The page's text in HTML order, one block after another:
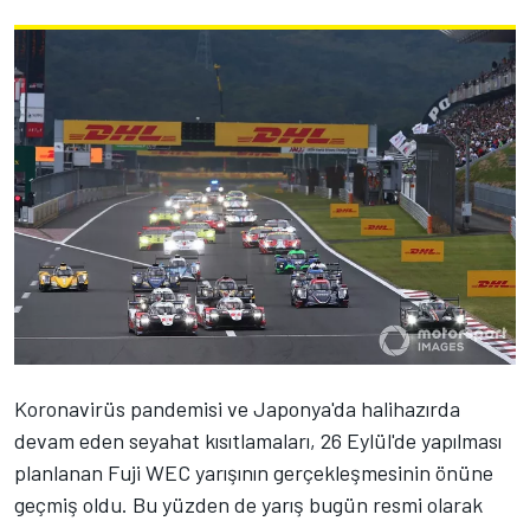
Koronavirüs pandemisi ve Japonya'da halihazırda
devam eden seyahat kısıtlamaları, 26 Eylül'de yapılması
planlanan Fuji WEC yarışının gerçekleşmesinin önüne
geçmiş oldu. Bu yüzden de yarış bugün resmi olarak